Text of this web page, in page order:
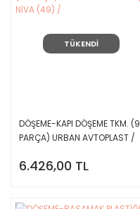
TÜKENDİ
DÖŞEME-KAPI DÖŞEME TKM. (9
PARÇA) URBAN AVTOPLAST /
6.426,00 TL